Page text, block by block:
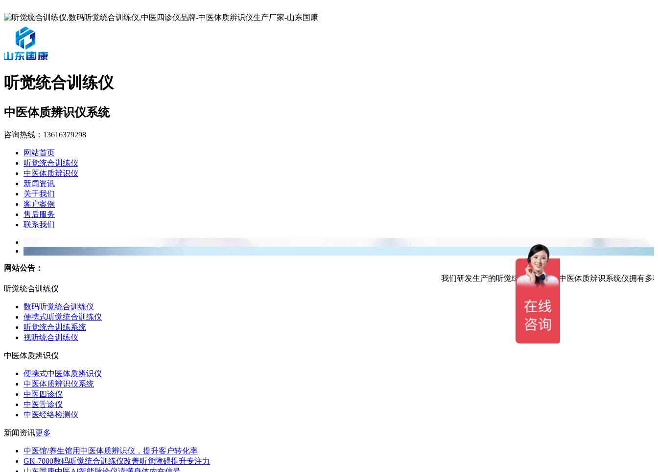
听觉统合训练仪
中医体质辨识仪系统
咨询热线： 13616379298
网站首页
听觉统合训练仪
中医体质辨识仪
新闻资讯
关于我们
客户案例
售后服务
联系我们
网站公告：
我们研发生产的听觉综合训练仪和中医体质辨识系统仪拥有多
听觉统合训练仪
数码听觉统合训练仪
便携式听觉统合训练仪
听觉统合训练系统
视听统合训练仪
中医体质辨识仪
便携式中医体质辨识仪
中医体质辨识仪系统
中医四诊仪
中医舌诊仪
中医经络检测仪
新闻资讯更多
中医馆/养生馆用中医体质辨识仪，提升客户转化率
GK-7000数码听觉统合训练仪改善听觉障碍提升专注力